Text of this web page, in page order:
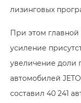
лизинговых
При этом главной
усиление
увеличение
автомобилей
составил 40 241